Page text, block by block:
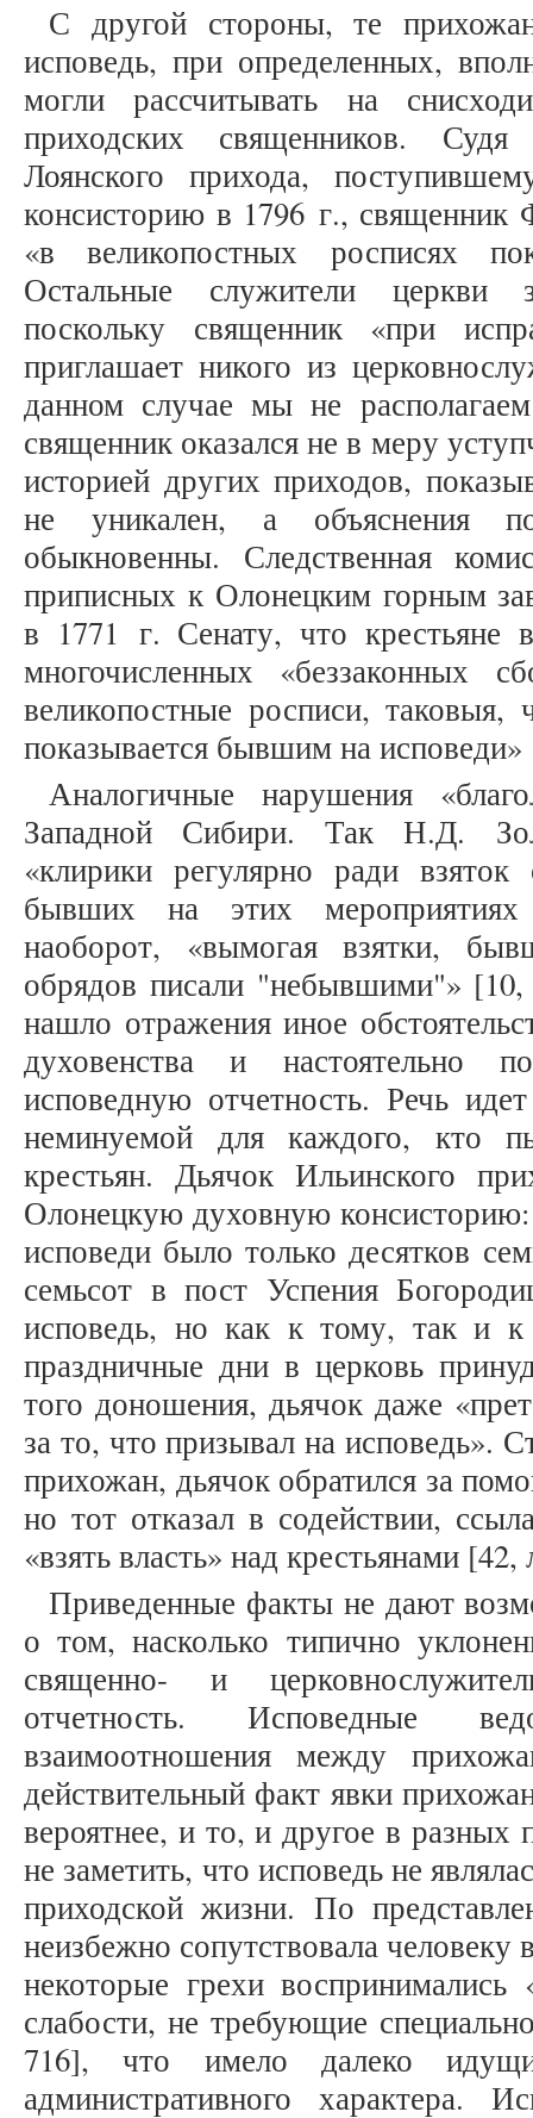
С другой стороны, те
исповедь, при определенных,
могли рассчитывать на
приходских священников.
Лоянского прихода,
консисторию в 1796 г., священник
«в великопостных росписях
Остальные служители церкви
поскольку священник «при
приглашает никого из
данном случае мы не
священник оказался не в меру
историей других приходов,
не уникален, а объяснения
обыкновенны. Следственная
приписных к Олонецким горным
в 1771 г. Сенату, что
многочисленных «беззаконных
великопостные росписи,
показывается бывшим на
Аналогичные нарушения
Западной Сибири. Так Н.Д.
«клирики регулярно ради
бывших на этих
наоборот, «вымогая взятки,
обрядов писали "небывшими"»
нашло отражения иное
духовенства и настоятельно
исповедную отчетность. Речь
неминуемой для каждого, кто
крестьян. Дьячок Ильинского
Олонецкую духовную
исповеди было только десятков
семьсот в пост Успения
исповедь, но как к тому, так и
праздничные дни в церковь
того доношения, дьячок даже
за то, что призывал на исповедь».
прихожан, дьячок обратился за
но тот отказал в содействии,
«взять власть» над крестьянами [42,
Приведенные факты не дают
о том, насколько типично
священно- и
отчетность. Исповедные
взаимоотношения между
действительный факт явки
вероятнее, и то, и другое в
не заметить, что исповедь не
приходской жизни. По
неизбежно сопутствовала
некоторые грехи воспринимались
слабости, не требующие
716], что имело далеко
административного характера.